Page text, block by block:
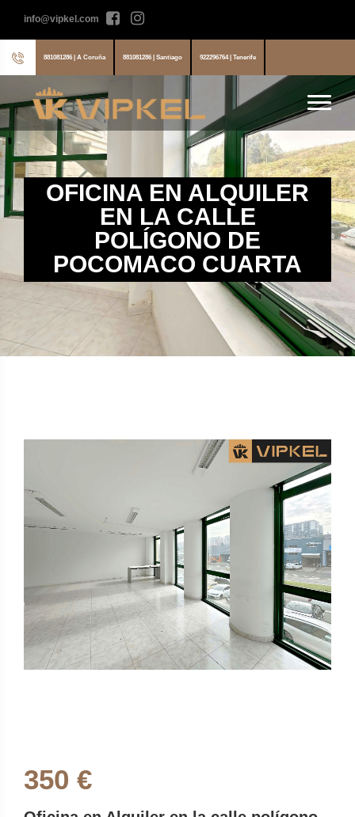
info@vipkel.com
881081286 | A Coruña 881081286 | Santiago 922296764 | Tenerife
OFICINA EN ALQUILER
EN LA CALLE
POLÍGONO DE
POCOMACO CUARTA
350 €